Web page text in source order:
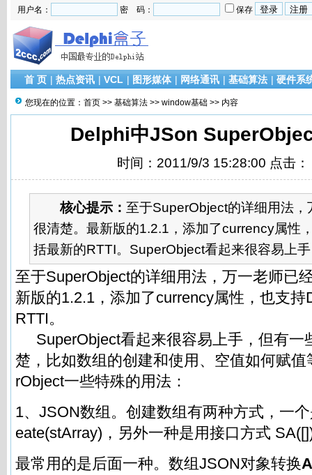
用户名： 密 码： 保存
首 页 | 热点资讯 | VCL | 图形媒体 | 网络通讯 | 基础算法 | 硬件系
您现在的位置： 首页 >> 基础算法 >> window基础 >> 内容
Delphi中JSon
时间：2011/9/3 15:28:00 点击：
核心提示： 至于SuperObject的详细用法，
很清楚。最新版的1.2.1，添加了currency属性
括最新的RTTI。SuperObject看起来很容易上
至于SuperObject的详细用法，万一老师已
新版的1.2.1，添加了currency属性，也支
RTTI。
SuperObject看起来很容易上手，但有一
楚，比如数组的创建和使用、空值如何赋
rObject一些特殊的用法：
1、JSON数组。创建数组有两种方式，一
eate(stArray)，另外一种是用接口方式
最常用的是后面一种。数组JSON对象转换